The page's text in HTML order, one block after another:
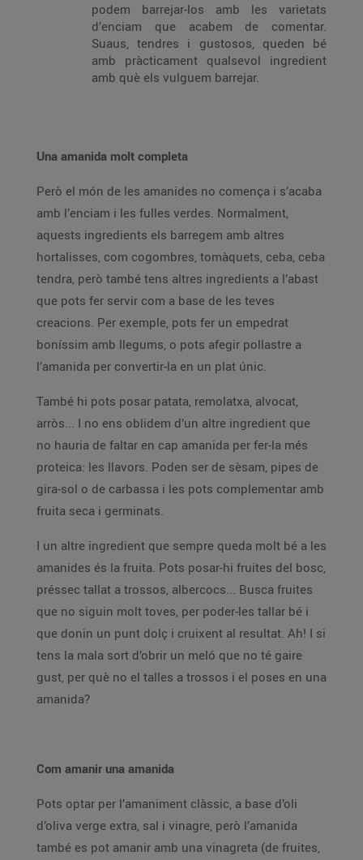
podem barrejar-los amb les varietats
d’enciam que acabem de comentar.
Suaus, tendres i gustosos, queden bé
amb pràcticament qualsevol ingredient
amb què els vulguem barrejar.
Una amanida molt completa
Però el món de les amanides no comença i s’acaba
amb l’enciam i les fulles verdes. Normalment,
aquests ingredients els barregem amb altres
hortalisses, com cogombres, tomàquets, ceba, ceba
tendra, però també tens altres ingredients a l’abast
que pots fer servir com a base de les teves
creacions. Per exemple, pots fer un empedrat
boníssim amb llegums, o pots afegir pollastre a
l’amanida per convertir-la en un plat únic.
També hi pots posar patata, remolatxa, alvocat,
arròs... I no ens oblidem d’un altre ingredient que
no hauria de faltar en cap amanida per fer-la més
proteica: les llavors. Poden ser de sèsam, pipes de
gira-sol o de carbassa i les pots complementar amb
fruita seca i germinats.
I un altre ingredient que sempre queda molt bé a les
amanides és la fruita. Pots posar-hi fruites del bosc,
préssec tallat a trossos, albercocs... Busca fruites
que no siguin molt toves, per poder-les tallar bé i
que donin un punt dolç i cruixent al resultat. Ah! I si
tens la mala sort d’obrir un meló que no té gaire
gust, per què no el talles a trossos i el poses en una
amanida?
Com amanir una amanida
Pots optar per l’amaniment clàssic, a base d’oli
d’oliva verge extra, sal i vinagre, però l’amanida
també es pot amanir amb una vinagreta (de fruites,